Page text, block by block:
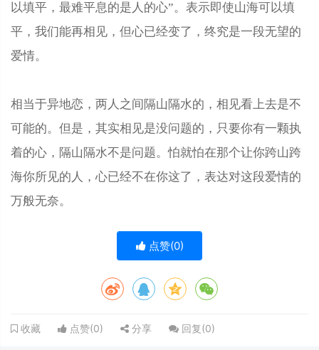
以填平，最难平息的是人的心”。表示即使山海可以填
平，我们能再相见，但心已经变了，终究是一段无望的
爱情。
相当于异地恋，两人之间隔山隔水的，相见看上去是不
可能的。但是，其实相见是没问题的，只要你有一颗执
着的心，隔山隔水不是问题。怕就怕在那个让你跨山跨
海你所见的人，心已经不在你这了，表达对这段爱情的
万般无奈。
点赞(0)
收藏 点赞(0) 分享 回复(0)